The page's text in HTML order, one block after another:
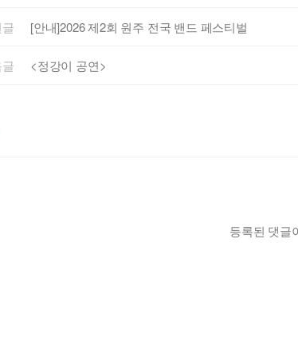
[안내]2026 제2회 원주 전국 밴드 페스티벌
<정강이 공연>
등록된 댓글